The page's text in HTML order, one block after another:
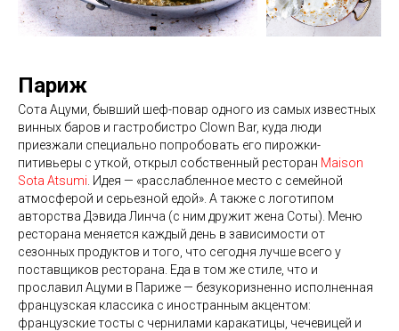
Париж
Сота Ацуми, бывший шеф-повар одного из самых известных
винных баров и гастробистро Clown Bar, куда люди
приезжали специально попробовать его пирожки-
питивьеры с уткой, открыл собственный ресторан Maison
Sota Atsumi . Идея — «расслабленное место с семейной
атмосферой и серьезной едой». А также с логотипом
авторства Дэвида Линча (с ним дружит жена Соты). Меню
ресторана меняется каждый день в зависимости от
сезонных продуктов и того, что сегодня лучше всего у
поставщиков ресторана. Еда в том же стиле, что и
прославил Ацуми в Париже — безукоризненно исполненная
французская классика с иностранным акцентом:
французские тосты с чернилами каракатицы, чечевицей и